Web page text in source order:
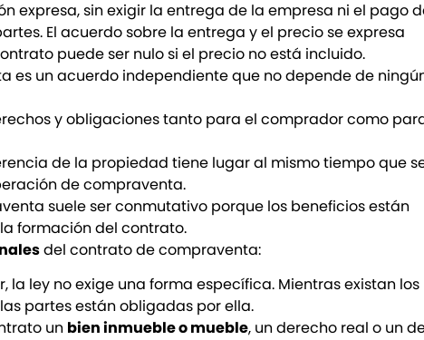
expresa, sin exigir la entrega de la empresa ni el pago
El acuerdo sobre la entrega y el precio se expresa
puede ser nulo si el precio no está incluido.
es un acuerdo independiente que no depende de
y obligaciones tanto para el comprador como
de la propiedad tiene lugar al mismo tiempo que
de compraventa.
suele ser conmutativo porque los beneficios están
formación del contrato.
del contrato de compraventa:
la ley no exige una forma específica. Mientras existan los
partes están obligadas por ella.
un bien inmueble o mueble, un derecho real o un